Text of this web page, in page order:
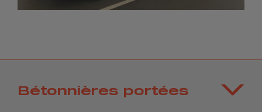
Bétonnières portées